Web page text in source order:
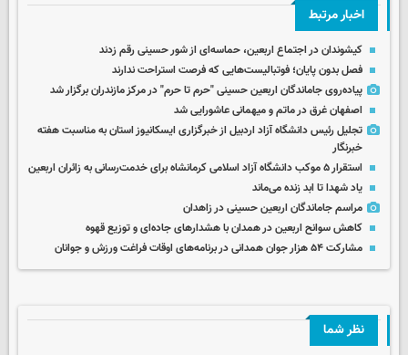
اخبار مرتبط
کیشوندان در اجتماع اربعین، حماسه‌ای از شور حسینی رقم زدند
فصل بدون پایان؛ فوتبالیست‌هایی که فرصت استراحت ندارند
پیاده‌روی جاماندگان اربعین حسینی "حرم تا حرم" در مرکز مازندران برگزار شد
اصفهان غرق در ماتم و میهمانی عاشورایی شد
تجلیل رئیس دانشگاه آزاد اردبیل از خبرگزاری ایسکانیوز استان به مناسبت هفته
خبرنگار
استقرار ۵ موکب دانشگاه آزاد اسلامی کرمانشاه برای خدمت‌رسانی به زائران اربعین
یاد شهدا تا ابد زنده می‌ماند
مراسم جاماندگان اربعین حسینی در زاهدان
کاهش سوانح اربعین در همدان با هشدارهای جاده‌ای و توزیع قهوه
مشارکت ۵۴ هزار جوان همدانی در برنامه‌های اوقات فراغت ورزش و جوانان
نظر شما